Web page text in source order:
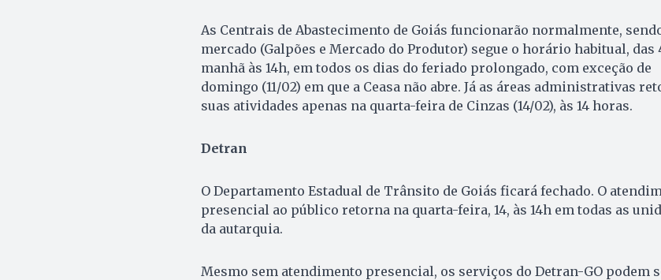
As Centrais de Abastecimento de Goiás funcionarão normalmente,
mercado (Galpões e Mercado do Produtor) segue o horário habitual, das
manhã às 14h, em todos os dias do feriado prolongado, com exceção de
domingo (11/02) em que a Ceasa não abre. Já as áreas administrativas
suas atividades apenas na quarta-feira de Cinzas (14/02), às 14 horas.
Detran
O Departamento Estadual de Trânsito de Goiás ficará fechado. O
presencial ao público retorna na quarta-feira, 14, às 14h em todas as
da autarquia.
Mesmo sem atendimento presencial, os serviços do Detran-GO podem